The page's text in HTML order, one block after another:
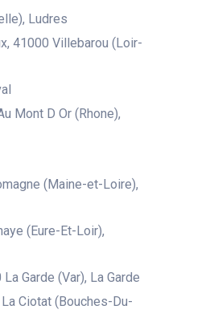
Ludres
41000 Villebarou (Loir-
Mont D Or (Rhone),
(Maine-et-Loire),
(Eure-Et-Loir),
Garde (Var), La Garde
Ciotat (Bouches-Du-